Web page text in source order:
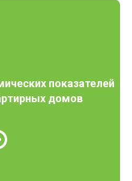
показателей
домов